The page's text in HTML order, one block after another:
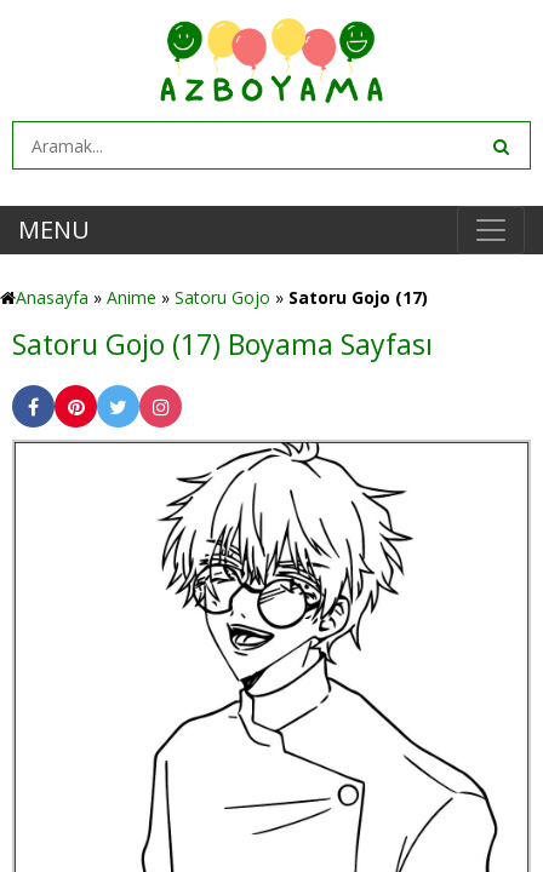
MENU
Anasayfa » Anime » Satoru Gojo » Satoru Gojo (17)
Satoru Gojo (17) Boyama Sayfası